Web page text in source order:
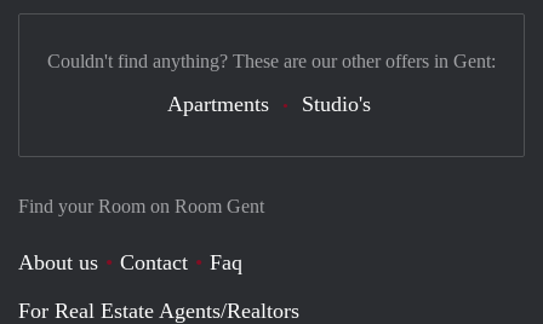
Find your Room on Room Gent
About us Contact
Faq
For Real Estate Agents/Realtors
Couldn't find anything? These are our other offers in Gent:
Apartments Studio's